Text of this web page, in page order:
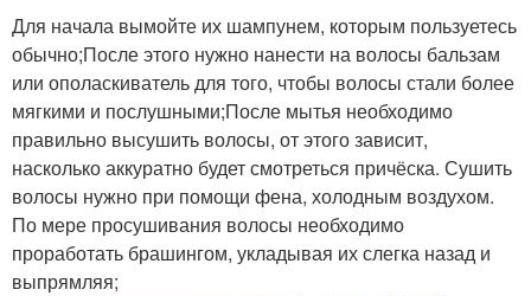
Для начала вымойте их шампунем, которым пользуетесь
обычно;После этого нужно нанести на волосы бальзам
или ополаскиватель для того, чтобы волосы стали более
мягкими и послушными;После мытья необходимо
правильно высушить волосы, от этого зависит,
насколько аккуратно будет смотреться причёска. Сушить
волосы нужно при помощи фена, холодным воздухом.
По мере просушивания волосы необходимо
проработать брашингом, укладывая их слегка назад и
выпрямляя;